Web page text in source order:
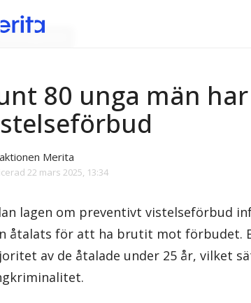
Brottsligheten
80 unga män
Merita
22 mars 2025, 13:34
lagen om preventivt vistelseförbud
åtalats för att ha brutit mot förbudet.
av de åtalade under 25 år, vilket